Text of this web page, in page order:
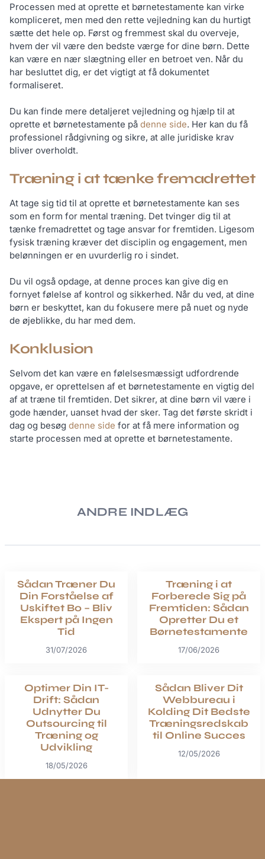
Processen med at oprette et børnetestamente kan virke
kompliceret, men med den rette vejledning kan du hurtigt
sætte det hele op. Først og fremmest skal du overveje,
hvem der vil være den bedste værge for dine børn. Dette
kan være en nær slægtning eller en betroet ven. Når du
har besluttet dig, er det vigtigt at få dokumentet
formaliseret.
Du kan finde mere detaljeret vejledning og hjælp til at
oprette et børnetestamente på denne side. Her kan du få
professionel rådgivning og sikre, at alle juridiske krav
bliver overholdt.
Træning i at tænke fremadrettet
At tage sig tid til at oprette et børnetestamente kan ses
som en form for mental træning. Det tvinger dig til at
tænke fremadrettet og tage ansvar for fremtiden. Ligesom
fysisk træning kræver det disciplin og engagement, men
belønningen er en uvurderlig ro i sindet.
Du vil også opdage, at denne proces kan give dig en
fornyet følelse af kontrol og sikkerhed. Når du ved, at dine
børn er beskyttet, kan du fokusere mere på nuet og nyde
de øjeblikke, du har med dem.
Konklusion
Selvom det kan være en følelsesmæssigt udfordrende
opgave, er oprettelsen af et børnetestamente en vigtig del
af at træne til fremtiden. Det sikrer, at dine børn vil være i
gode hænder, uanset hvad der sker. Tag det første skridt i
dag og besøg denne side for at få mere information og
starte processen med at oprette et børnetestamente.
ANDRE INDLÆG
Sådan Træner Du
Din Forståelse af
Uskiftet Bo – Bliv
Ekspert på Ingen
Tid
31/07/2026
Træning i at
Forberede Sig på
Fremtiden: Sådan
Opretter Du et
Børnetestamente
17/06/2026
Optimer Din IT-
Drift: Sådan
Udnytter Du
Outsourcing til
Træning og
Udvikling
18/05/2026
Sådan Bliver Dit
Webbureau i
Kolding Dit Bedste
Træningsredskab
til Online Succes
12/05/2026